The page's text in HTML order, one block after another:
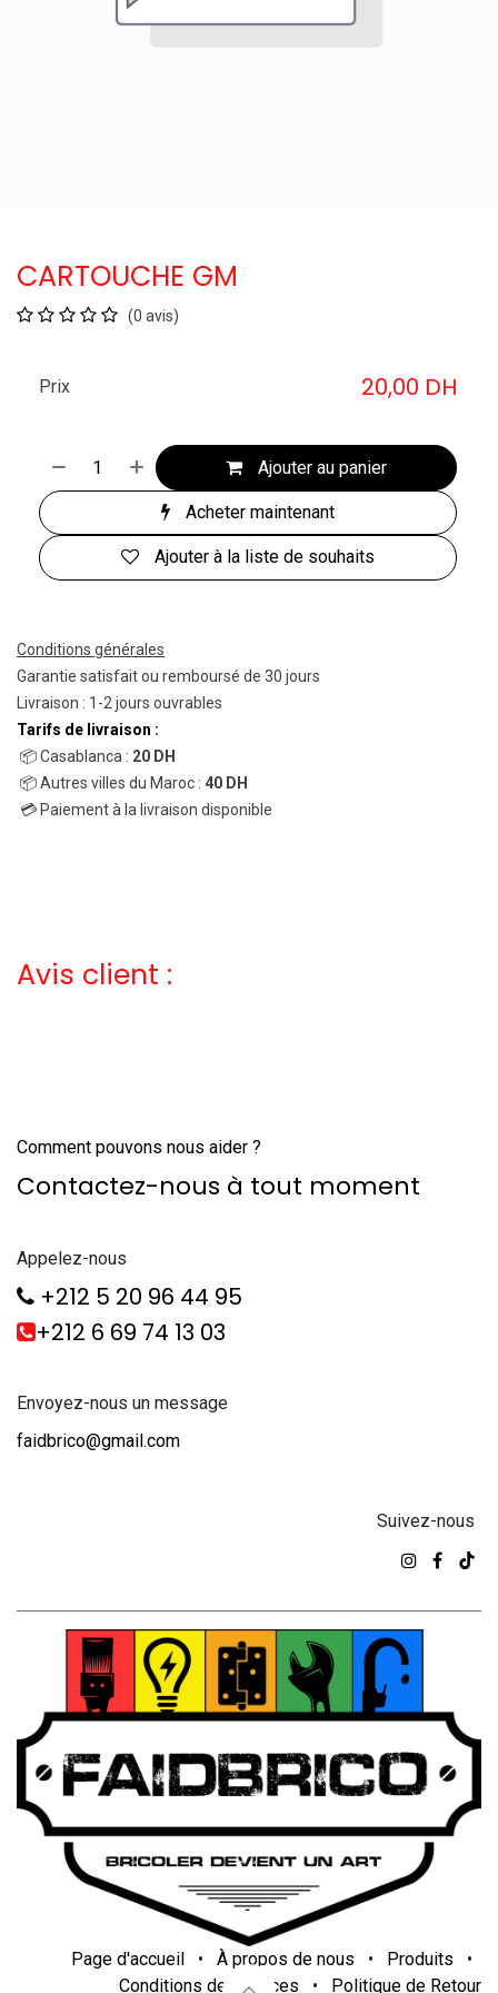
CARTOUCHE GM
(0 avis)
Ajouter au panier
Acheter maintenant
Ajouter à la liste de souhaits
Prix 20,00 DH
Conditions générales
Garantie satisfait ou remboursé de 30 jours
Livraison : 1-2 jours ouvrables
Tarifs de livraison :
📦 Casablanca : 20 DH
📦 Autres villes du Maroc : 40 DH
💳 Paiement à la livraison disponible
Avis client :
Comment pouvons nous aider ?
Contactez-nous à tout moment
Appelez-nous
+212 5 20 96 44 95
+212 6 69 74 13 03
Envoyez-nous un message
faidbrico@gmail.com
Suivez-nous
Page d'accueil • À propos de nous • Produits
•
Conditions de services
• Politique de Retour